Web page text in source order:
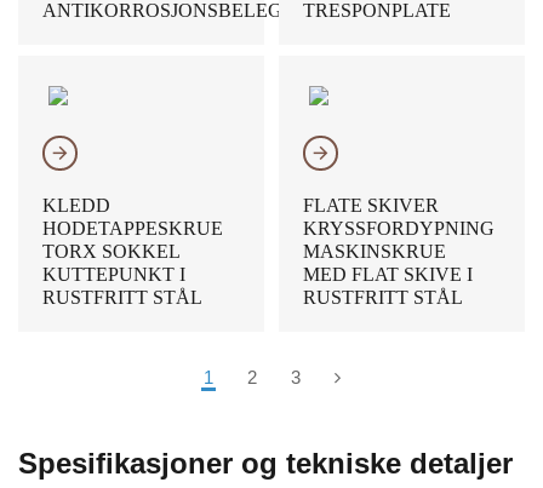
ANTIKORROSJONSBELEGG TRESPONPLATE
𐃔
KLEDD
HODETAPPESKRUE
TORX SOKKEL
KUTTEPUNKT I
RUSTFRITT STÅL
𐃔
FLATE SKIVER
KRYSSFORDYPNING
MASKINSKRUE
MED FLAT SKIVE I
RUSTFRITT STÅL
1 2 3
Spesifikasjoner og tekniske detaljer